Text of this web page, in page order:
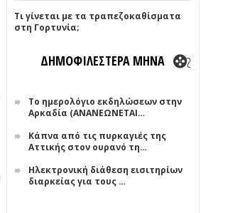
Τι γίνεται με τα τραπεζοκαθίσματα
στη Γορτυνία;
ΔΗΜΟΦΙΛΕΣΤΕΡΑ ΜΗΝΑ
Το ημερολόγιο εκδηλώσεων στην
Αρκαδία (ΑΝΑΝΕΩΝΕΤΑΙ…
Κάπνα από τις πυρκαγιές της
Αττικής στον ουρανό τη…
Ηλεκτρονική διάθεση εισιτηρίων
διαρκείας για τους …